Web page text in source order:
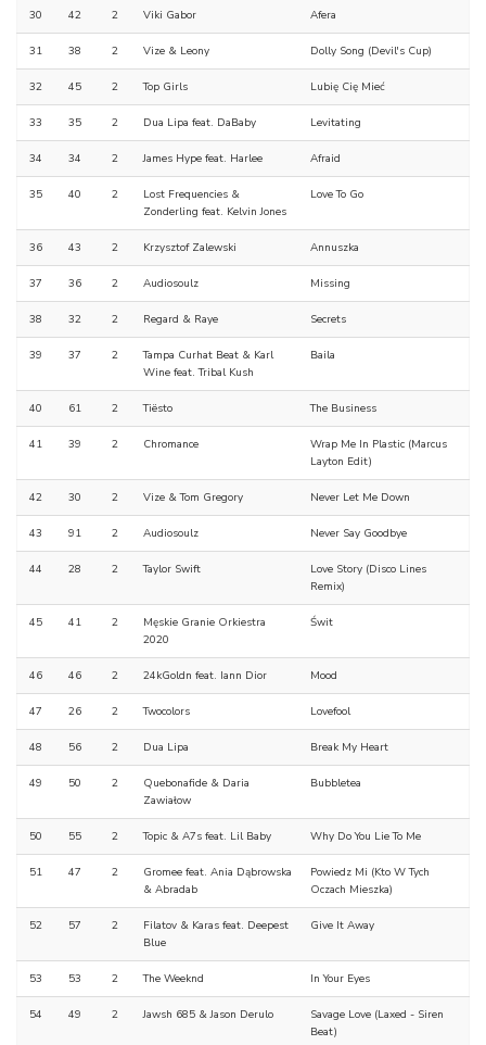
30 42 2 Viki Gabor Afera
31 38 2 Vize & Leony Dolly Song (Devil's Cup)
32 45 2 Top Girls Lubię Cię Mieć
33 35 2 Dua Lipa feat. DaBaby Levitating
34 34 2 James Hype feat. Harlee Afraid
35 40 2
Lost Frequencies &
Zonderling feat. Kelvin Jones
Love To Go
36 43 2 Krzysztof Zalewski Annuszka
37 36 2 Audiosoulz Missing
38 32 2 Regard & Raye Secrets
39 37 2
Tampa Curhat Beat & Karl
Wine feat. Tribal Kush
Baila
40 61 2 Tiësto The Business
41 39 2 Chromance
Wrap Me In Plastic (Marcus
Layton Edit)
42 30 2 Vize & Tom Gregory Never Let Me Down
43 91 2 Audiosoulz Never Say Goodbye
44 28 2 Taylor Swift
Love Story (Disco Lines
Remix)
45 41 2
Męskie Granie Orkiestra
2020
Świt
46 46 2 24kGoldn feat. Iann Dior Mood
47 26 2 Twocolors Lovefool
48 56 2 Dua Lipa Break My Heart
49 50 2
Quebonafide & Daria
Zawiałow
Bubbletea
50 55 2 Topic & A7s feat. Lil Baby Why Do You Lie To Me
51 47 2
Gromee feat. Ania Dąbrowska
& Abradab
Powiedz Mi (Kto W Tych
Oczach Mieszka)
52 57 2
Filatov & Karas feat. Deepest
Blue
Give It Away
53 53 2 The Weeknd In Your Eyes
54 49 2 Jawsh 685 & Jason Derulo
Savage Love (Laxed - Siren
Beat)